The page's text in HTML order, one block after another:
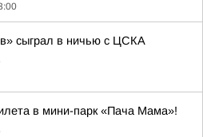
сыграл в ничью с ЦСКА
в мини-парк «Пача Мама»!